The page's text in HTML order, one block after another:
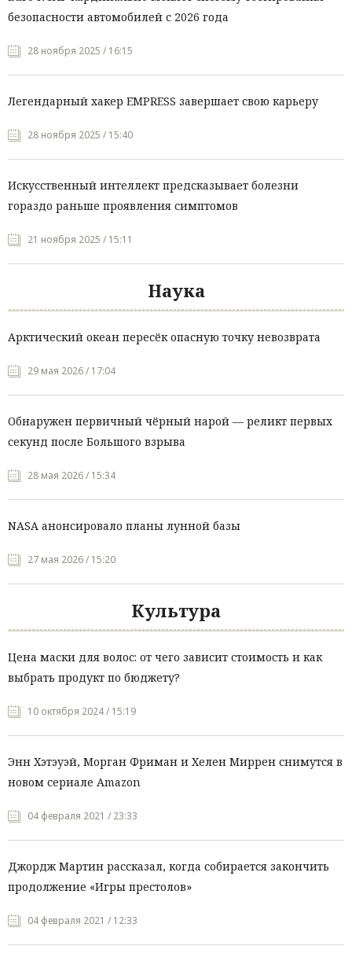
безопасности автомобилей с 2026 года
28 ноября 2025 / 16:15
Легендарный хакер EMPRESS завершает свою карьеру
28 ноября 2025 / 15:40
Искусственный интеллект предсказывает болезни
гораздо раньше проявления симптомов
21 ноября 2025 / 15:11
Наука
Арктический океан пересёк опасную точку невозврата
29 мая 2026 / 17:04
Обнаружен первичный чёрный нарой — реликт первых
секунд после Большого взрыва
28 мая 2026 / 15:34
NASA анонсировало планы лунной базы
27 мая 2026 / 15:20
Культура
Цена маски для волос: от чего зависит стоимость и как
выбрать продукт по бюджету?
10 октября 2024 / 15:19
Энн Хэтэуэй, Морган Фриман и Хелен Миррен снимутся в
новом сериале Amazon
04 февраля 2021 / 23:33
Джордж Мартин рассказал, когда собирается закончить
продолжение «Игры престолов»
04 февраля 2021 / 12:33